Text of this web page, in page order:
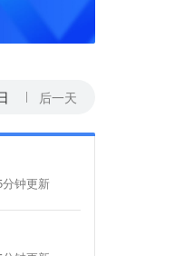
后一天
钟更新